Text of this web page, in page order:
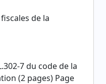
de la
7 du code de la
(2 pages) Page